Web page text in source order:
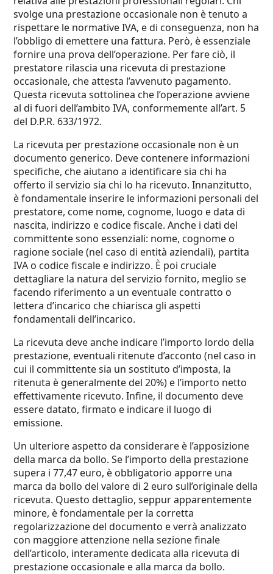
svolge una prestazione occasionale non è tenuto a
rispettare le normative IVA, e di conseguenza, non ha
l’obbligo di emettere una fattura. Però, è essenziale
fornire una prova dell’operazione. Per fare ciò, il
prestatore rilascia una ricevuta di prestazione
occasionale, che attesta l’avvenuto pagamento.
Questa ricevuta sottolinea che l’operazione avviene
al di fuori dell’ambito IVA, conformemente all’art. 5
del D.P.R. 633/1972.
La ricevuta per prestazione occasionale non è un
documento generico. Deve contenere informazioni
specifiche, che aiutano a identificare sia chi ha
offerto il servizio sia chi lo ha ricevuto. Innanzitutto,
è fondamentale inserire le informazioni personali del
prestatore, come nome, cognome, luogo e data di
nascita, indirizzo e codice fiscale. Anche i dati del
committente sono essenziali: nome, cognome o
ragione sociale (nel caso di entità aziendali), partita
IVA o codice fiscale e indirizzo. È poi cruciale
dettagliare la natura del servizio fornito, meglio se
facendo riferimento a un eventuale contratto o
lettera d’incarico che chiarisca gli aspetti
fondamentali dell’incarico.
La ricevuta deve anche indicare l’importo lordo della
prestazione, eventuali ritenute d’acconto (nel caso in
cui il committente sia un sostituto d’imposta, la
ritenuta è generalmente del 20%) e l’importo netto
effettivamente ricevuto. Infine, il documento deve
essere datato, firmato e indicare il luogo di
emissione.
Un ulteriore aspetto da considerare è l’apposizione
della marca da bollo. Se l’importo della prestazione
supera i 77,47 euro, è obbligatorio apporre una
marca da bollo del valore di 2 euro sull’originale della
ricevuta. Questo dettaglio, seppur apparentemente
minore, è fondamentale per la corretta
regolarizzazione del documento e verrà analizzato
con maggiore attenzione nella sezione finale
dell’articolo, interamente dedicata alla ricevuta di
prestazione occasionale e alla marca da bollo.